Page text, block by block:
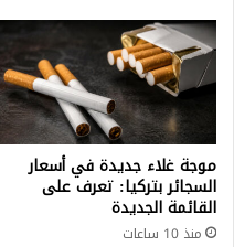
موجة غلاء جديدة في أسعار
السجائر بتركيا: تعرف على
القائمة الجديدة
منذ 10 ساعات